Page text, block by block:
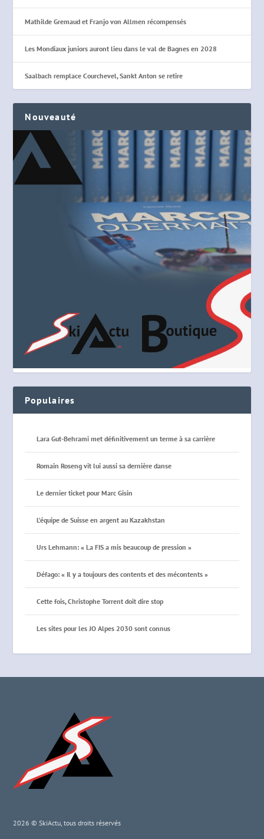
Mathilde Gremaud et Franjo von Allmen récompensés
Les Mondiaux juniors auront lieu dans le val de Bagnes en 2028
Saalbach remplace Courchevel, Sankt Anton se retire
Nouveauté
Populaires
Lara Gut-Behrami met définitivement un terme à sa carrière
Romain Roseng vit lui aussi sa dernière danse
Le dernier ticket pour Marc Gisin
L’équipe de Suisse en argent au Kazakhstan
Urs Lehmann: « La FIS a mis beaucoup de pression »
Défago: « Il y a toujours des contents et des mécontents »
Cette fois, Christophe Torrent doit dire stop
Les sites pour les JO Alpes 2030 sont connus
2026 © SkiActu, tous droits réservés